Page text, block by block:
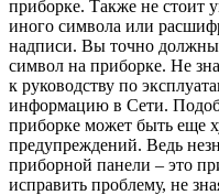
приборке. Также не стоит
иного символа или
надписи. Вы точно должны
символ на приборке. Не
к руководству по
информацию в Сети.
приборке может быть еще
предупреждений. Ведь
приборной панели – это
исправить проблему, не